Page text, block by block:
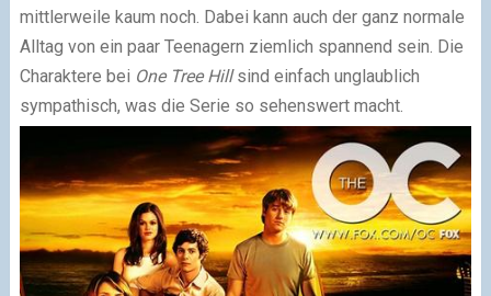
mittlerweile kaum noch. Dabei kann auch der ganz normale
Alltag von ein paar Teenagern ziemlich spannend sein. Die
Charaktere bei One Tree Hillsind einfach unglaublich
sympathisch, was die Serie so sehenswert macht.